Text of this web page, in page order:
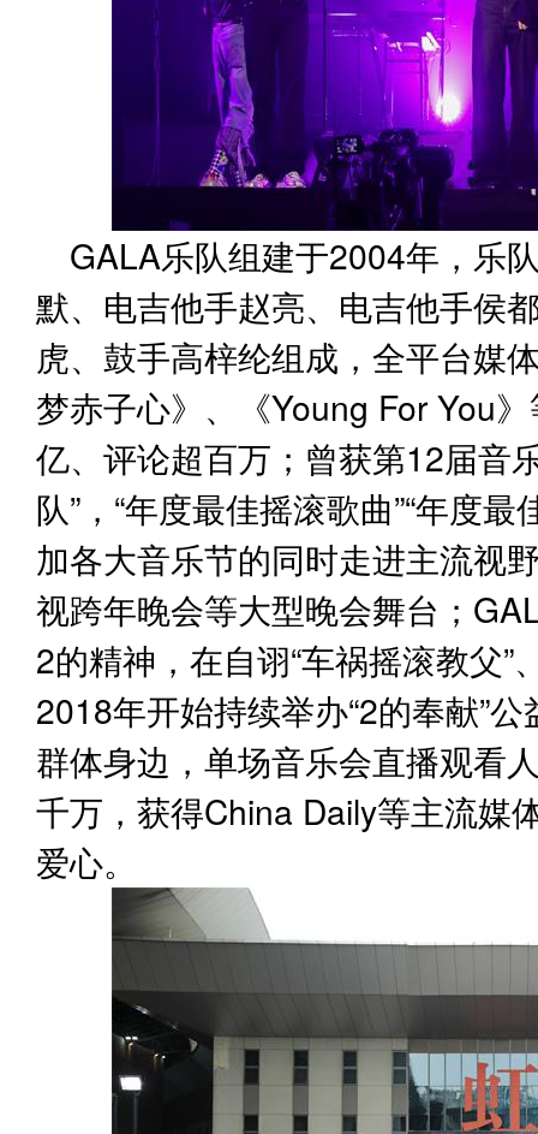
GALA乐队组建于2004年，乐
默、电吉他手赵亮、电吉他手侯
虎、鼓手高梓纶组成，全平台媒
梦赤子心》、《Young For You
亿、评论超百万；曾获第12届音
队”，“年度最佳摇滚歌曲”“年度
加各大音乐节的同时走进主流视
视跨年晚会等大型晚会舞台；
2的精神，在自诩“车祸摇滚教父”
2018年开始持续举办“2的奉献”
群体身边，单场音乐会直播观看
千万，获得China Daily等主流媒
爱心。